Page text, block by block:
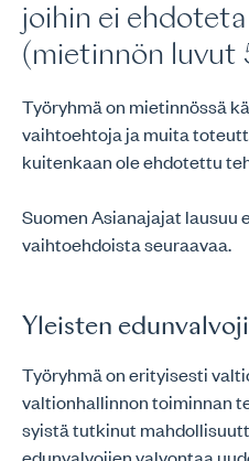
joihin ei
(mietinnön luvut
Työryhmä on mietinnössä
vaihtoehtoja ja muita
kuitenkaan ole ehdotettu
Suomen Asianajajat lausuu
vaihtoehdoista seuraavaa.
Yleisten
Työryhmä on erityisesti
valtionhallinnon toiminnan
syistä tutkinut